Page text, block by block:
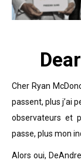
Cher Ryan
passent, plus j’ai
observateurs et
passe, plus mon
Alors oui,